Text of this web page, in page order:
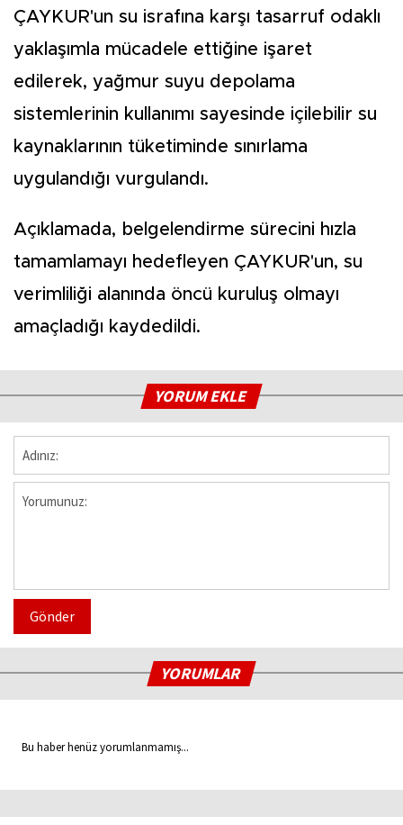
ÇAYKUR'un su israfına karşı tasarruf odaklı
yaklaşımla mücadele ettiğine işaret
edilerek, yağmur suyu depolama
sistemlerinin kullanımı sayesinde içilebilir su
kaynaklarının tüketiminde sınırlama
uygulandığı vurgulandı.
Açıklamada, belgelendirme sürecini hızla
tamamlamayı hedefleyen ÇAYKUR'un, su
verimliliği alanında öncü kuruluş olmayı
amaçladığı kaydedildi.
YORUM EKLE
Gönder
YORUMLAR
Bu haber henüz yorumlanmamış...